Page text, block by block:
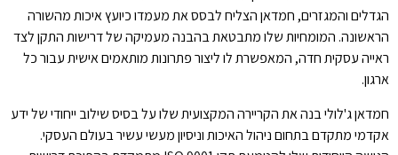
הגדלים והמגזרים, חמדאן הצליח לבסס את מעמדו כיועץ איכות מהשורה
הראשונה. המומחיות שלו מתבטאת בהבנה מעמיקה של דרישות התקן לצד
ראייה עסקית חדה, המאפשרת לו ליצור פתרונות מותאמים אישית עבור כל
ארגון.
חמדאן ג'לולי בנה את הקריירה המקצועית שלו על בסיס שילוב ייחודי של ידע
אקדמי מתקדם בתחום ניהול האיכות וניסיון מעשי עשיר בעולם העסקי.